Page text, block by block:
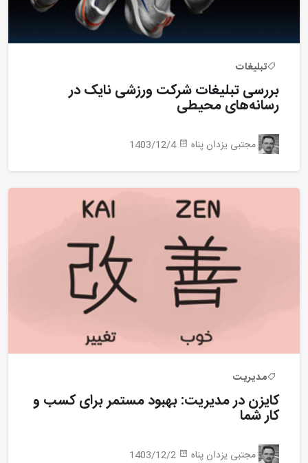
تبلیغات
بررسی تبلیغات شرکت ورزشی نایک در
رسانه‌های محیطی
مجتبی یزدان پناه 1403/12/4
مدیریت
کایزن در مدیریت: بهبود مستمر برای کسب و
کار شما
مجتبی یزدان پناه 1403/12/2